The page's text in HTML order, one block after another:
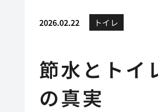
2026.02.22 トイレ
節水とトイ
の真実